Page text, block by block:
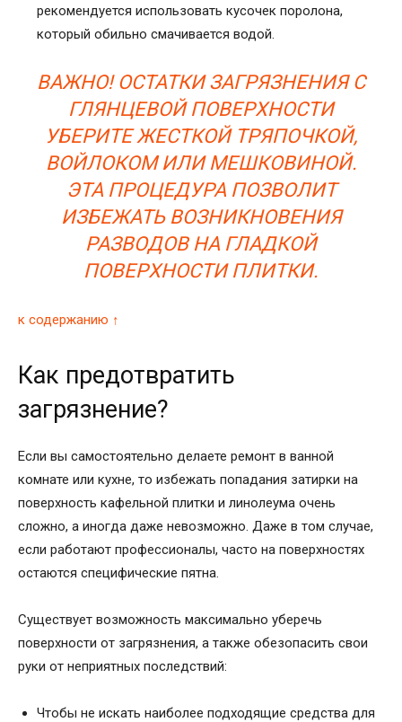
рекомендуется использовать кусочек поролона,
который обильно смачивается водой.
ВАЖНО! ОСТАТКИ ЗАГРЯЗНЕНИЯ С
ГЛЯНЦЕВОЙ ПОВЕРХНОСТИ
УБЕРИТЕ ЖЕСТКОЙ ТРЯПОЧКОЙ,
ВОЙЛОКОМ ИЛИ МЕШКОВИНОЙ.
ЭТА ПРОЦЕДУРА ПОЗВОЛИТ
ИЗБЕЖАТЬ ВОЗНИКНОВЕНИЯ
РАЗВОДОВ НА ГЛАДКОЙ
ПОВЕРХНОСТИ ПЛИТКИ.
к содержанию ↑
Как предотвратить
загрязнение?
Если вы самостоятельно делаете ремонт в ванной
комнате или кухне, то избежать попадания затирки на
поверхность кафельной плитки и линолеума очень
сложно, а иногда даже невозможно. Даже в том случае,
если работают профессионалы, часто на поверхностях
остаются специфические пятна.
Существует возможность максимально уберечь
поверхности от загрязнения, а также обезопасить свои
руки от неприятных последствий:
Чтобы не искать наиболее подходящие средства для